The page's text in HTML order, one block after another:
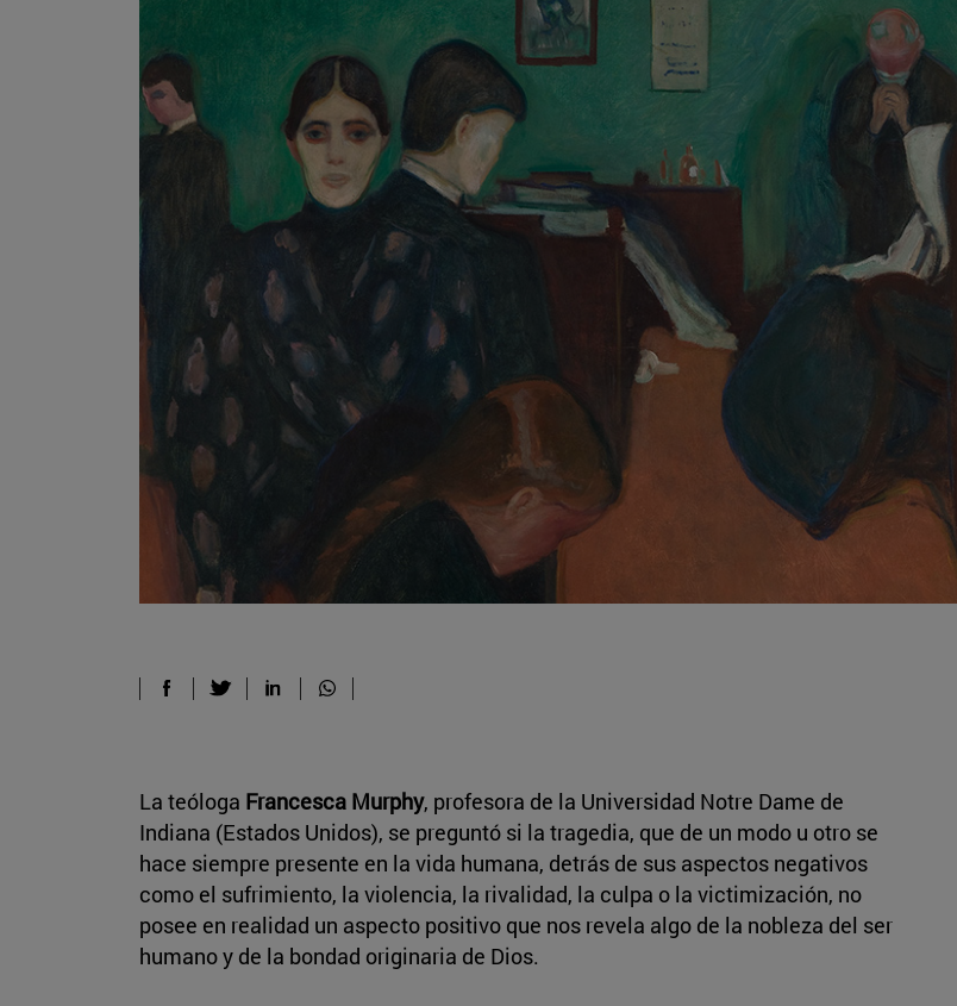
La teóloga Francesca Murphy, profesora de la Universidad Notre Dame de
Indiana (Estados Unidos), se preguntó si la tragedia, que de un modo u otro se
hace siempre presente en la vida humana, detrás de sus aspectos negativos
como el sufrimiento, la violencia, la rivalidad, la culpa o la victimización, no
posee en realidad un aspecto positivo que nos revela algo de la nobleza del ser
humano y de la bondad originaria de Dios.